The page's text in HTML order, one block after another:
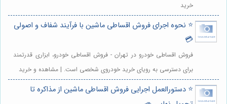
خرید
⭐️ نحوه اجرای فروش اقساطی ماشین با فرآیند شفاف و اصولی
💳
فروش اقساطی خودرو در تهران - فروش اقساطی خودرو، ابزاری قدرتمند
برای دسترسی به رویای خرید خودروی شخصی است. | مشاهده و خرید
⭐️ دستورالعمل اجرایی فروش اقساطی ماشین از مذاکره تا